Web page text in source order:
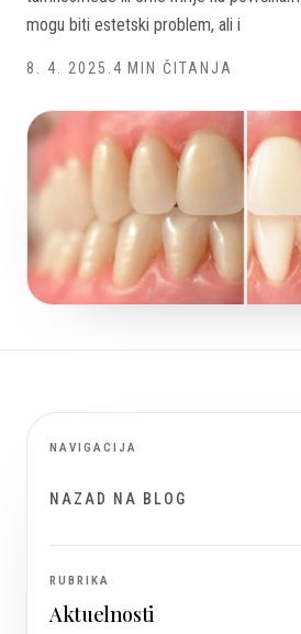
mogu biti estetski problem, ali i
8. 4. 2025. 4 MIN ČITANJA
NAVIGACIJA
NAZAD NA BLOG
RUBRIKA
Aktuelnosti